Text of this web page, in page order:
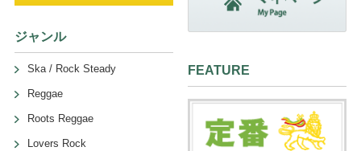
ジャンル
Ska / Rock Steady
Reggae
Roots Reggae
Lovers Rock
FEATURE